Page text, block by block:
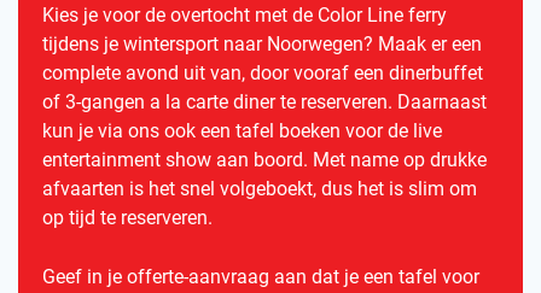
Kies je voor de overtocht met de Color Line ferry
tijdens je wintersport naar Noorwegen? Maak er een
complete avond uit van, door vooraf een dinerbuffet
of 3-gangen a la carte diner te reserveren. Daarnaast
kun je via ons ook een tafel boeken voor de live
entertainment show aan boord. Met name op drukke
afvaarten is het snel volgeboekt, dus het is slim om
op tijd te reserveren.
Geef in je offerte-aanvraag aan dat je een tafel voor